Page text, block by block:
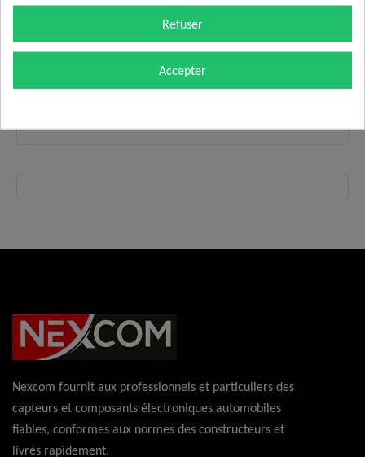
normes d'origine du fabricant, vous assurant ainsi une
Les produits que nous fournissons sont sans exception destiné
à l'usage prévu.
Veuillez noter que nos produits sont livrés sans instructions
d'installation.
Nexcom fournit aux professionnels et particuliers des
capteurs et composants électroniques automobiles
fiables, conformes aux normes des constructeurs et
livrés rapidement.
Refuser
Accepter